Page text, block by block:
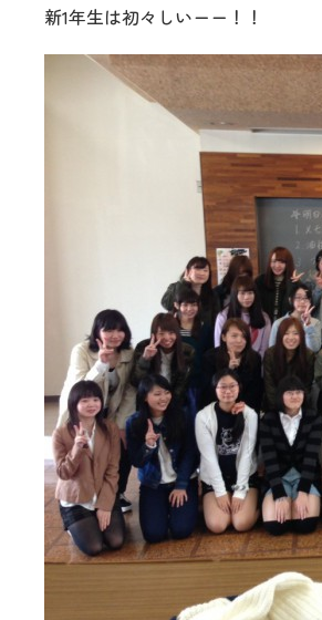
新1年生は初々しいーー！！